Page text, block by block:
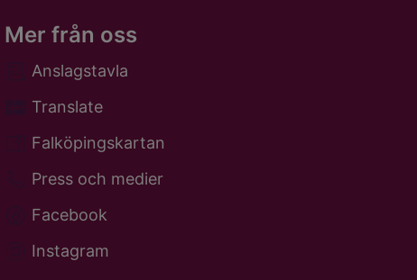
Mer från oss
Anslagstavla
Translate
Falköpingskartan
Press och medier
Facebook
Instagram